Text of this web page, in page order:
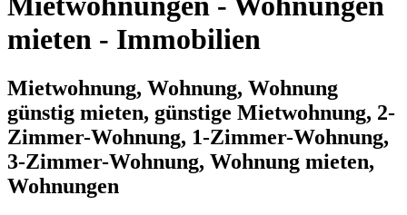
mieten - Immobilien
Mietwohnung, Wohnung, Wohnung
günstig mieten, günstige Mietwohnung, 2-
Zimmer-Wohnung, 1-Zimmer-Wohnung,
3-Zimmer-Wohnung, Wohnung mieten,
Wohnungen